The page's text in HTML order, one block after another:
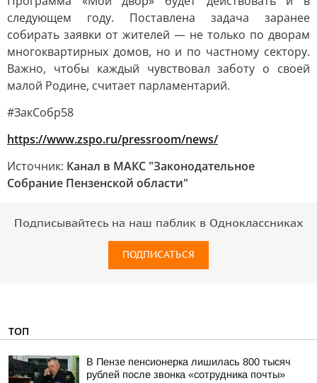
следующем году. Поставлена задача заранее
собирать заявки от жителей — не только по дворам
многоквартирных домов, но и по частному сектору.
Важно, чтобы каждый чувствовал заботу о своей
малой Родине, считает парламентарий.
#ЗакСобр58
https://www.zspo.ru/pressroom/news/
Источник: Канал в МАКС "Законодательное
Собрание Пензенской области"
Подписывайтесь на наш паблик в Одноклассниках
ПОДПИСАТЬСЯ
ТОП
В Пензе пенсионерка лишилась 800 тысяч
рублей после звонка «сотрудника почты»